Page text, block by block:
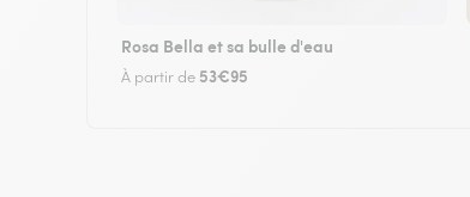
Rosa Bella et sa bulle d'eau
À partir de 53€95